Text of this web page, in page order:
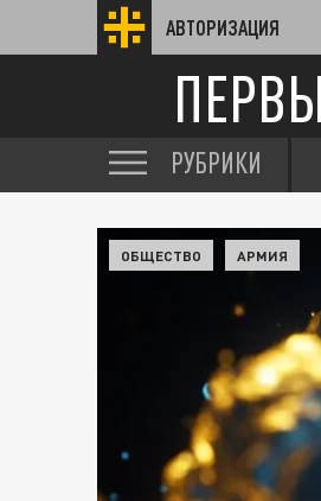
АВТОРИЗАЦИЯ
РУБРИКИ
ОБЩЕСТВО АРМИЯ